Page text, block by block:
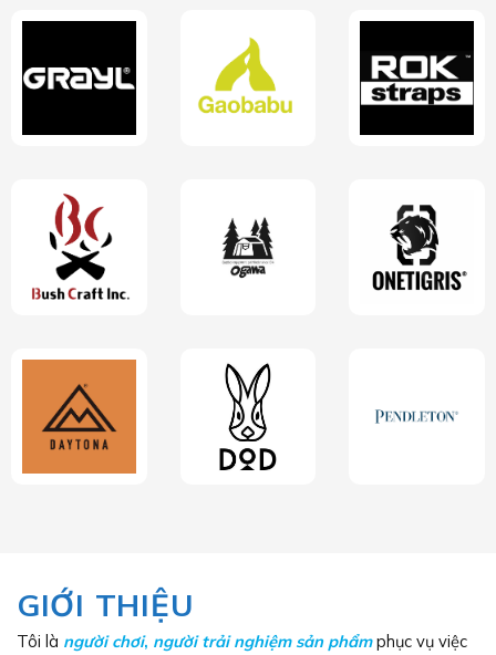
GIỚI THIỆU
Tôi là người chơi, người trải nghiệm sản phẩmphục vụ việc